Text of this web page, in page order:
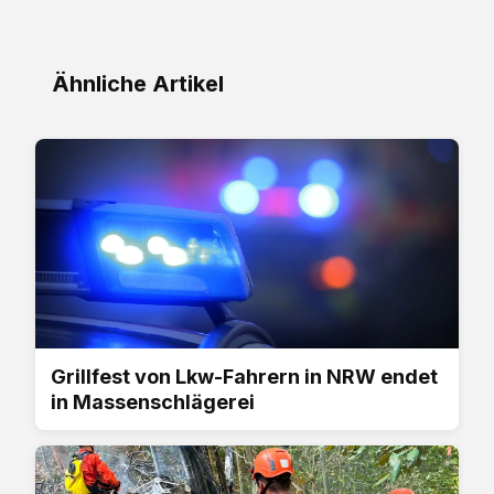
Ähnliche Artikel
Grillfest von Lkw-Fahrern in NRW endet
in Massenschlägerei